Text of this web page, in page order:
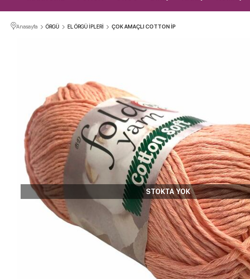
Anasayfa ÖRGÜ EL ÖRGÜ İPLERİ ÇOK AMAÇLI COTTON İP
STOKTA YOK